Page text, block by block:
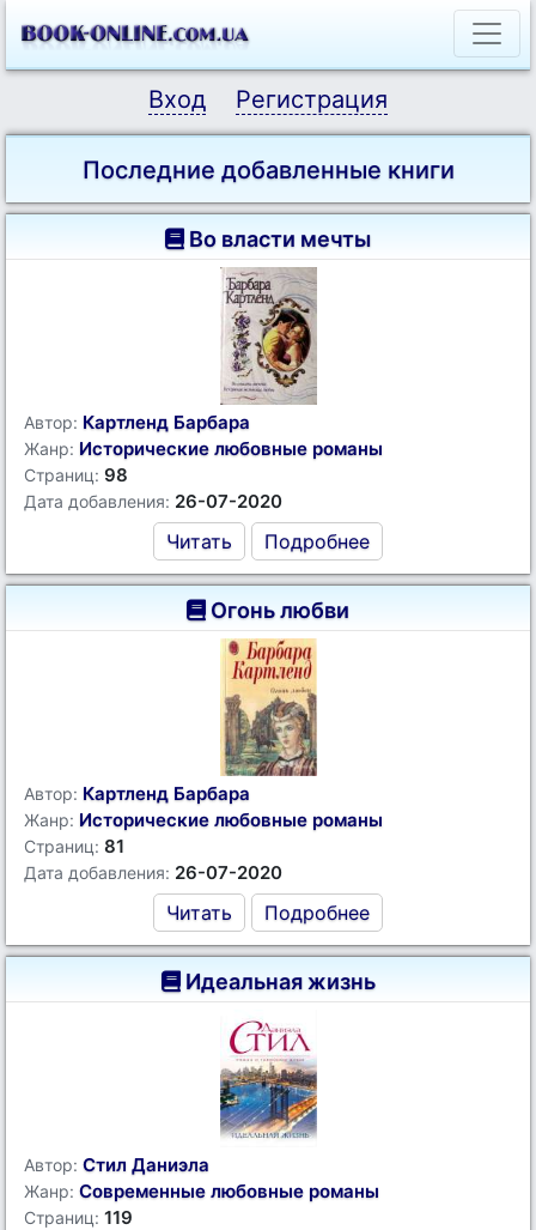
Вход Регистрация
Последние добавленные книги
Во власти мечты
Автор: Картленд Барбара
Жанр: Исторические любовные романы
Страниц: 98
Дата добавления: 26-07-2020
Читать Подробнее
Огонь любви
Автор: Картленд Барбара
Жанр: Исторические любовные романы
Страниц: 81
Дата добавления: 26-07-2020
Читать Подробнее
Идеальная жизнь
Автор: Стил Даниэла
Жанр: Современные любовные романы
Страниц: 119